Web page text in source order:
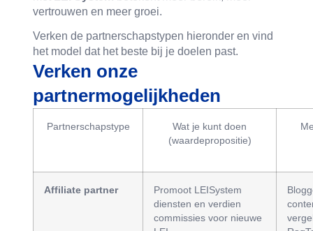
vertrouwen en meer groei.
Verken de partnerschapstypen hieronder en vind
het model dat het beste bij je doelen past.
Verken onze
partnermogelijkheden
Partnerschapstype
Wat je kunt doen
(waardepropositie)
Affiliate partner
Promoot LEISystem
diensten en verdien
commissies voor nieuwe